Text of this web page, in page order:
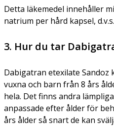
Detta läkemedel innehåller
natrium per hård kapsel,
3. Hur du tar
Dabigatran etexilate Sandoz
vuxna och barn från 8 års
hela. Det finns andra
anpassade efter ålder för
års ålder så snart de kan